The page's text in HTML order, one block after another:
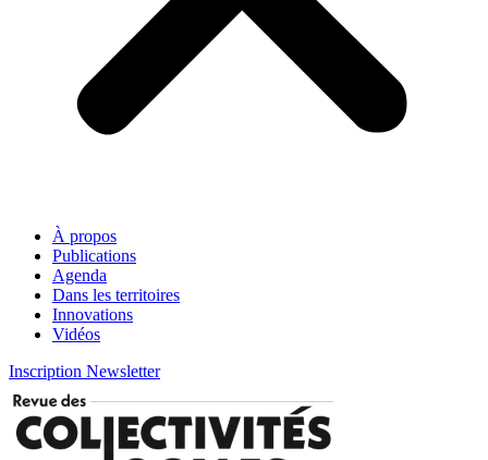
À propos
Publications
Agenda
Dans les territoires
Innovations
Vidéos
Inscription Newsletter